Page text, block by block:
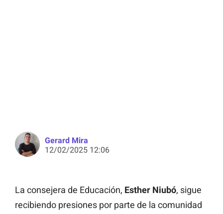
Gerard Mira
12/02/2025 12:06
La consejera de Educación, Esther Niubó, sigue
recibiendo presiones por parte de la comunidad